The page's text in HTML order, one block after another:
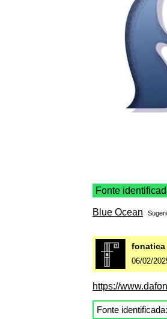
Fonte
Blue Ocean
fonatica
06/02/
https://
Fonte identificada: